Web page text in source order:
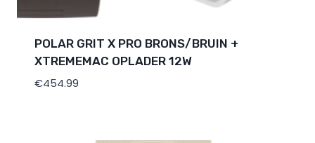
POLAR GRIT X PRO BRONS/BRUIN +
XTREMEMAC OPLADER 12W
€454.99